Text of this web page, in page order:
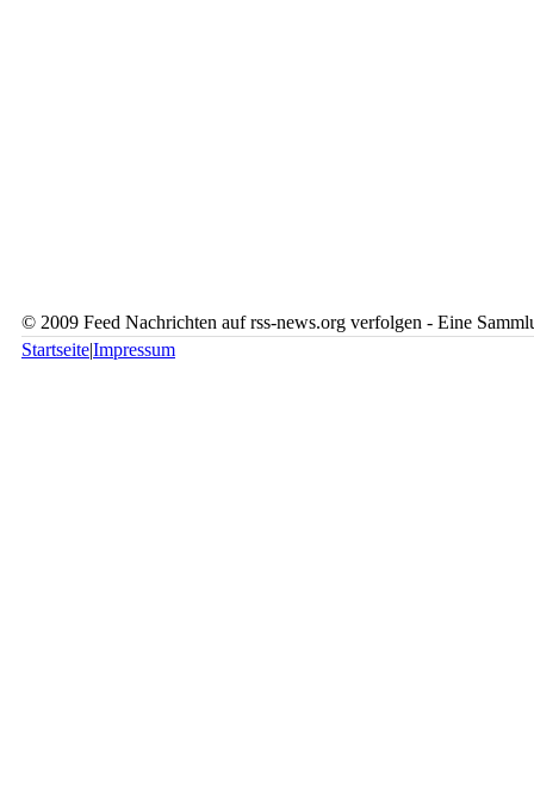
© 2009 Feed Nachrichten auf rss-news.org verfolgen - Eine
Startseite|Impressum